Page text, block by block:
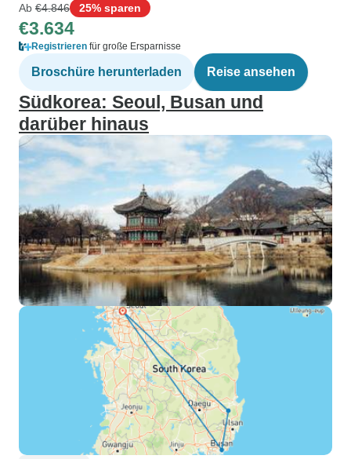
Ab €4.846 25% sparen
€3.634
Registrieren für große Ersparnisse
Broschüre herunterladen Reise ansehen
Südkorea: Seoul, Busan und
darüber hinaus